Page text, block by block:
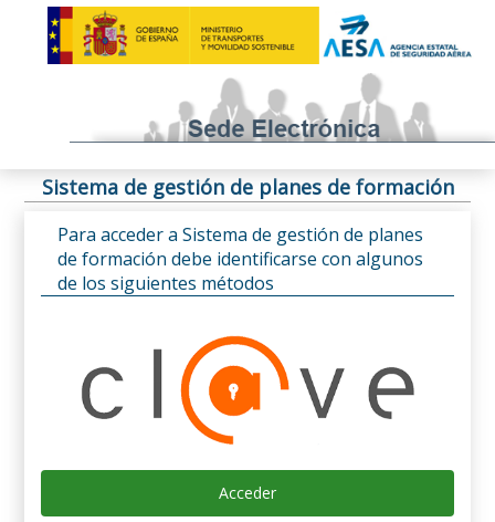
Sistema de gestión de planes de formación
Para acceder a Sistema de gestión de planes
de formación debe identificarse con algunos
de los siguientes métodos
Acceder